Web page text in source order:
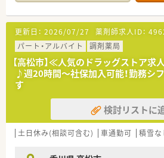
＜業務内容＞
■処方箋による調剤業務、服薬指導、
■小児科応需。応需処方箋枚数は約
の来局です。
＜研修制度＞
■現場の先輩薬剤師より指導を受け
■香川県内で1店舗展開している調剤
ェーン薬局から独立した店舗となっ
がら地域の方との交流はしっかりと
■現状香川県に1店舗のみである為、
＜こんな方にもオススメ＞
更新日： 2026/07/27 薬剤師求人ID：
パート・アルバイト
調剤薬局
【高松市】≪人気のドラッグストア求
♪週20時間～社保加入可能！勤務シ
す
検討リストに
土日休み(相談可含む) 車通勤可 積雪な